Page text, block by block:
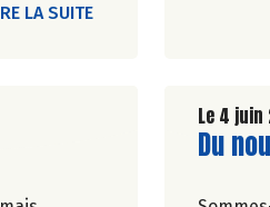
LA SUITEDE L'ARTICLE LE
Le 4 juin
Lire
Du